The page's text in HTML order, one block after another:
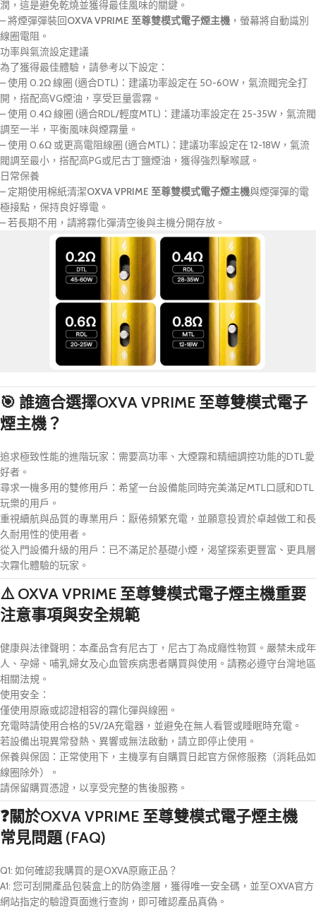
潤，這是避免乾燒並獲得最佳風味的關鍵。
– 將煙彈彈裝回OXVA VPRIME 至尊雙模式電子煙主機 ，螢幕將自動識別
線圈電阻。
功率與氣流設定建議
為了獲得最佳體驗，請參考以下設定：
– 使用 0.2Ω 線圈 (適合DTL)：建議功率設定在 50-60W，氣流閥完全打
開，搭配高VG煙油，享受巨量雲霧。
– 使用 0.4Ω 線圈 (適合RDL/輕度MTL)：建議功率設定在 25-35W，氣流閥
調至一半，平衡風味與煙霧量。
– 使用 0.6Ω 或更高電阻線圈 (適合MTL)：建議功率設定在 12-18W，氣流
閥調至最小，搭配高PG或尼古丁鹽煙油，獲得強烈擊喉感。
日常保養
– 定期使用棉紙清潔OXVA VPRIME 至尊雙模式電子煙主機與煙彈彈的電
極接點，保持良好導電。
– 若長期不用，請將霧化彈清空後與主機分開存放。
🎯 誰適合選擇OXVA VPRIME 至尊雙模式電子
煙主機？
追求極致性能的進階玩家：需要高功率、大煙霧和精細調控功能的DTL愛
好者。
尋求一機多用的雙修用戶：希望一台設備能同時完美滿足MTL口感和DTL
玩樂的用戶。
重視續航與品質的專業用戶：厭倦頻繁充電，並願意投資於卓越做工和長
久耐用性的使用者。
從入門設備升級的用戶：已不滿足於基礎小煙，渴望探索更豐富、更具層
次霧化體驗的玩家。
⚠️OXVA VPRIME 至尊雙模式電子煙主機重要
注意事項與安全規範
健康與法律聲明：本產品含有尼古丁，尼古丁為成癮性物質。嚴禁未成年
人、孕婦、哺乳婦女及心血管疾病患者購買與使用。請務必遵守台灣地區
相關法規。
使用安全：
僅使用原廠或認證相容的霧化彈與線圈。
充電時請使用合格的5V/2A充電器，並避免在無人看管或睡眠時充電。
若設備出現異常發熱、異響或無法啟動，請立即停止使用。
保養與保固：正常使用下，主機享有自購買日起官方保修服務（消耗品如
線圈除外）。
請保留購買憑證，以享受完整的售後服務。
❓關於OXVA VPRIME 至尊雙模式電子煙主機
常見問題 (FAQ)
Q1: 如何確認我購買的是OXVA原廠正品？
A1: 您可刮開產品包裝盒上的防偽塗層，獲得唯一安全碼，並至OXVA官方
網站指定的驗證頁面進行查詢，即可確認產品真偽。